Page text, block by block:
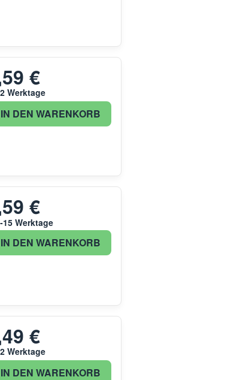
€
Werktage
IN DEN WARENKORB
€
15 Werktage
IN DEN WARENKORB
€
Werktage
IN DEN WARENKORB